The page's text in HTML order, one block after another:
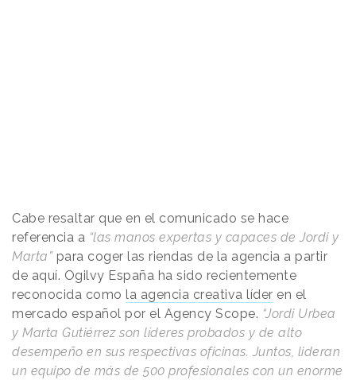
Cabe resaltar que en el comunicado se hace
referencia a “las manos expertas y capaces de Jordi y
Marta” para coger las riendas de la agencia a partir
de aquí. Ogilvy España ha sido recientemente
reconocida como la agencia creativa líder en el
mercado español por el Agency Scope. “Jordi Urbea
y Marta Gutiérrez son líderes probados y de alto
desempeño en sus respectivas oficinas. Juntos, lideran
un equipo de más de 500 profesionales con un enorme